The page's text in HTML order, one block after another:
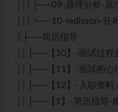
| | | ├──09-原理分析-原
| | | └──10-redisson-分
| ├──简历指导
| | ├──【10】-面试过程
| | ├──【11】-面试的心
| | ├──【12】-入职资料
| | ├──【1】-简历指导-